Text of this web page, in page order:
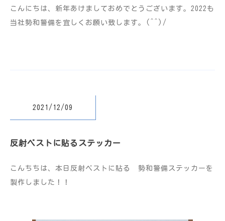
こんにちは、新年あけましておめでとうございます。2022も
当社勢和警備を宜しくお願い致します。(^^)/
2021/12/09
反射ベストに貼るステッカー
こんちちは、本日反射ベストに貼る 勢和警備ステッカーを
製作しました！！